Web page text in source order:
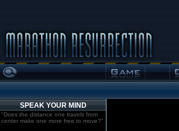
SPEAK YOUR MIND
"Does the distance one travels from
center make one more free to move?"